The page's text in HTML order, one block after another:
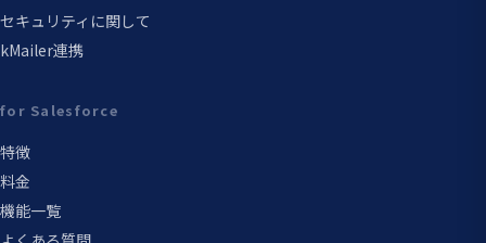
セキュリティに関して
kMailer連携
for Salesforce
特徴
料金
機能一覧